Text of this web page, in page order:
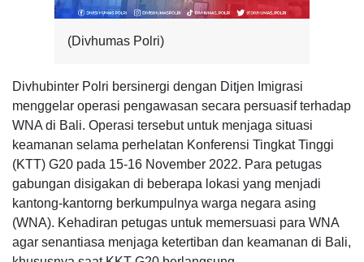
(Divhumas Polri)
Divhubinter Polri bersinergi dengan Ditjen Imigrasi
menggelar operasi pengawasan secara persuasif terhadap
WNA di Bali. Operasi tersebut untuk menjaga situasi
keamanan selama perhelatan Konferensi Tingkat Tinggi
(KTT) G20 pada 15-16 November 2022. Para petugas
gabungan disigakan di beberapa lokasi yang menjadi
kantong-kantorng berkumpulnya warga negara asing
(WNA). Kehadiran petugas untuk memersuasi para WNA
agar senantiasa menjaga ketertiban dan keamanan di Bali,